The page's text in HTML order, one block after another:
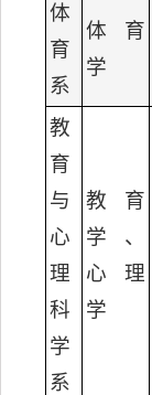
体
育
系
体育
学
教
育
与
心
理
科
学
系
教育
学、
心理
学